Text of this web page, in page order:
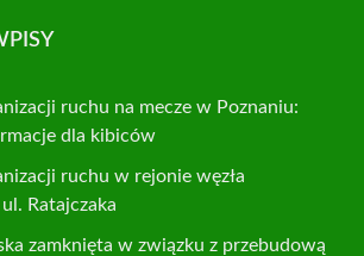
ruchu na mecze w Poznaniu:
dla kibiców
ruchu w rejonie węzła
Ratajczaka
zamknięta w związku z przebudową